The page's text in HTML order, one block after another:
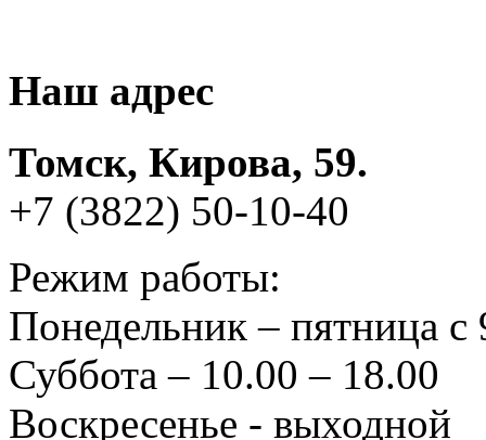
Наш адрес
Томск, Кирова, 59.
+7 (3822) 50-10-40
Режим работы:
Понедельник – пятница с
Суббота – 10.00 – 18.00
Воскресенье - выходной